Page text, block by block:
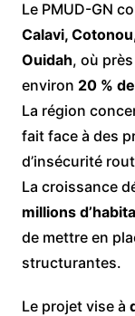
Le PMUD-GN
Calavi,
Ouidah, où
environ 20 %
La région
fait face à des
d’insécurité
La croissance
millions
de mettre en
structurantes.
Le projet vise à